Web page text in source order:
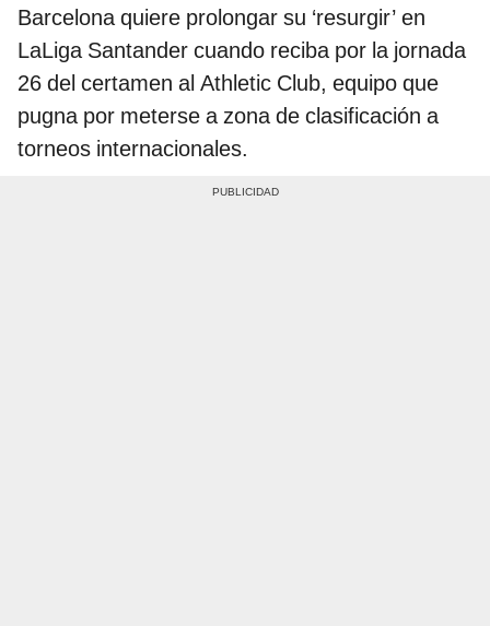
Barcelona quiere prolongar su ‘resurgir’ en
LaLiga Santander cuando reciba por la jornada
26 del certamen al Athletic Club, equipo que
pugna por meterse a zona de clasificación a
torneos internacionales.